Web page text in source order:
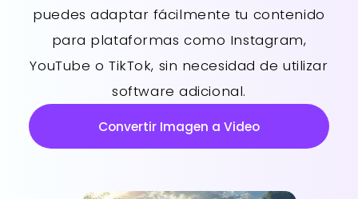
puedes adaptar fácilmente tu contenido
para plataformas como Instagram,
YouTube o TikTok, sin necesidad de utilizar
software adicional.
Convertir Imagen a Video